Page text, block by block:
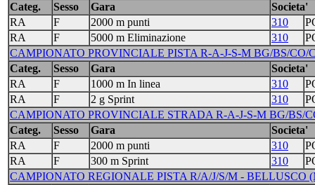
Categ.
Sesso Gara
Societa'
RA
F 2000 m punti 310
RA
F 5000 m Eliminazione 310
CAMPIONATO PROVINCIALE PISTA R-A-J-S-M BG/BS/
Categ.
Sesso Gara
Societa'
RA
F 1000 m In linea 310
RA
F 2 g Sprint 310
CAMPIONATO PROVINCIALE STRADA R-A-J-S-M BG/BS/
Categ.
Sesso Gara
Societa'
RA
F 2000 m punti 310
RA
F 300 m Sprint 310
CAMPIONATO REGIONALE PISTA R/A/J/S/M - BELLUSCO